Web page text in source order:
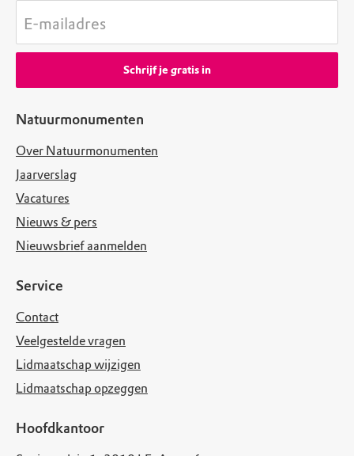
Natuurmonumenten
Over Natuurmonumenten
Jaarverslag
Vacatures
Nieuws & pers
Nieuwsbrief aanmelden
Service
Contact
Veelgestelde vragen
Lidmaatschap wijzigen
Lidmaatschap opzeggen
Hoofdkantoor
E-mailadres
Schrijf je gratis in